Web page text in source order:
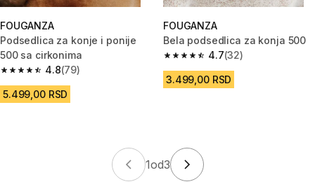
FOUGANZA
Podsedlica za konje i ponije
500 sa cirkonima
4.8
4.8 od 5 zvezdica from 79 Recenzije
(79)
5.499,00 RSD
FOUGANZA
Bela podsedlica za konja 500
4.7
4.7 od 5 zvezdica from 32
(32)
3.499,00 RSD
1od3